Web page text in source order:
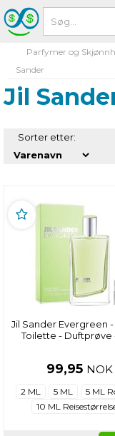
Parfymer og
Sander
Jil
Sorter etter:
Jil Sander Evergreen -
Toilette - Duftprøve
99,95 NOK
2 ML 5 ML
5 ML
10 ML